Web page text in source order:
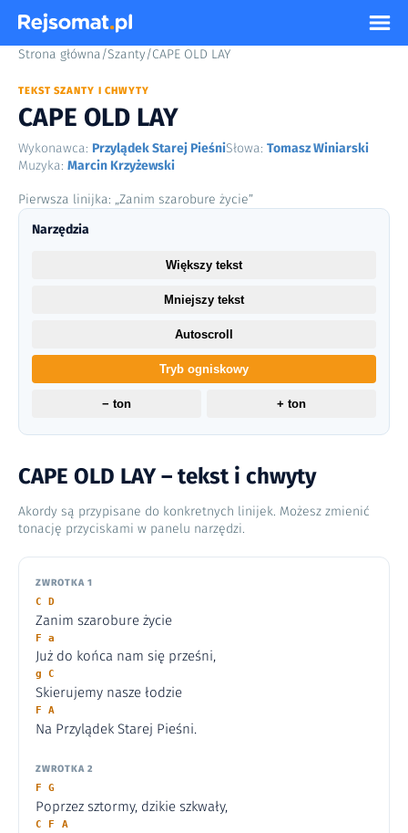
Strona główna/Szanty/CAPE OLD LAY
TEKST SZANTY I CHWYTY
CAPE OLD LAY
Wykonawca: Przylądek Starej PieśniSłowa: Tomasz Winiarski
Muzyka: Marcin Krzyżewski
Pierwsza linijka: „Zanim szarobure życie”
CAPE OLD LAY – tekst i chwyty
Akordy są przypisane do konkretnych linijek. Możesz zmienić
tonację przyciskami w panelu narzędzi.
ZWROTKA 1
C D
Zanim szarobure życie
F a
Już do końca nam się prześni,
g C
Skierujemy nasze łodzie
F A
Na Przylądek Starej Pieśni.
ZWROTKA 2
F G
Poprzez sztormy, dzikie szkwały,
C F A
Narzędzia
Większy tekst
Mniejszy tekst
Autoscroll
Tryb ogniskowy
− ton + ton